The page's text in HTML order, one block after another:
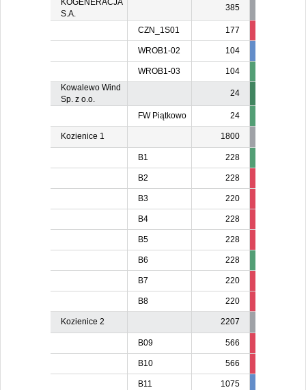
KOGENERACJA
S.A.
385
CZN_1S01 177
WROB1-02 104
WROB1-03
104
Kowalewo Wind
Sp. z o.o.
24
FW Piątkowo 24
Kozienice 1 1800
B1 228
B2 228
B3 220
B4 228
B5 228
B6 228
B7 220
B8 220
Kozienice 2 2207
B09 566
B10 566
B11 1075